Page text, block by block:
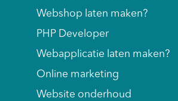
Webshop laten maken?
PHP Developer
Webapplicatie laten maken?
Online marketing
Website onderhoud